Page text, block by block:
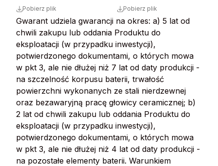
Pobierz plik
Pobierz plik
Gwarant udziela gwarancji na okres: a) 5 lat od
chwili zakupu lub oddania Produktu do
eksploatacji (w przypadku inwestycji),
potwierdzonego dokumentami, o których mowa
w pkt 3, ale nie dłużej niż 7 lat od daty produkcji -
na szczelność korpusu baterii, trwałość
powierzchni wykonanych ze stali nierdzewnej
oraz bezawaryjną pracę głowicy ceramicznej; b)
2 lat od chwili zakupu lub oddania Produktu do
eksploatacji (w przypadku inwestycji),
potwierdzonego dokumentami, o których mowa
w pkt 3, ale nie dłużej niż 4 lat od daty produkcji -
na pozostałe elementy baterii. Warunkiem